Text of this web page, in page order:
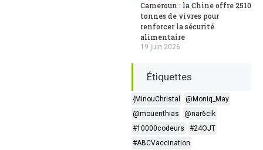
Cameroun : la Chine offre 2510
tonnes de vivres pour
renforcer la sécurité
alimentaire
19 juin 2026
Étiquettes
{MinouChristal
@Moniq_May
@mouenthias
@nar6cik
#10000codeurs
#24OJT
#ABCVaccination